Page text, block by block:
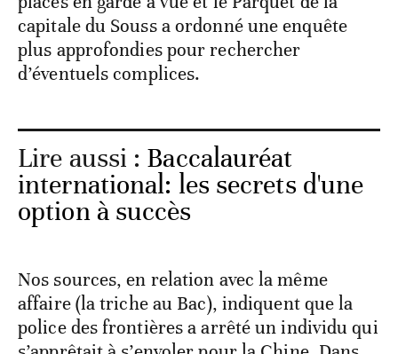
capitale du Souss a ordonné une enquête
plus approfondies pour rechercher
d’éventuels complices.
Lire aussi : Baccalauréat
international: les secrets d'une
option à succès
Nos sources, en relation avec la même
affaire (la triche au Bac), indiquent que la
police des frontières a arrêté un individu qui